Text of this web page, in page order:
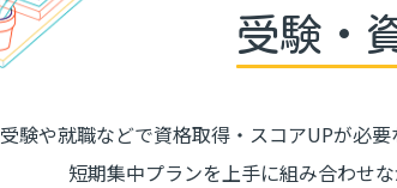
受験・
受験や就職などで資格取得・スコアUPが必
短期集中プランを上手に組み合わせ